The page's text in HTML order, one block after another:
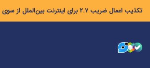
تکذیب اعمال ضریب ۲.۷ برای اینترنت بین‌الملل از سوی سازمان تنظیم مقررات